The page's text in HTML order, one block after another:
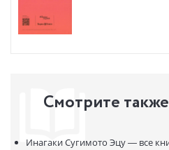
Смотрите также
Инагаки Сугимото Эцу — все